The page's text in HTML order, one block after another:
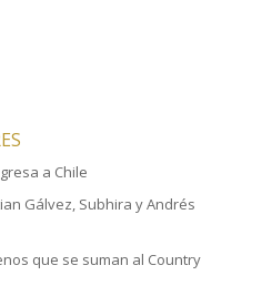
a Chile
Gálvez, Subhira y Andrés
que se suman al Country